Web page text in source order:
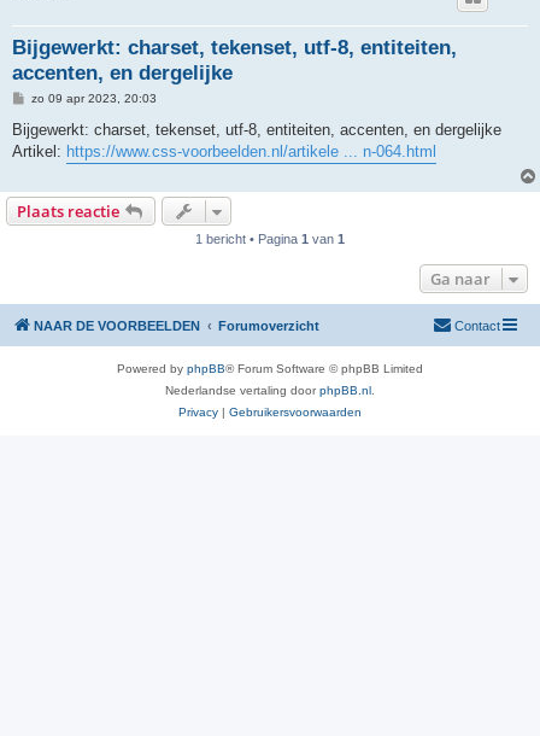
Bijgewerkt: charset, tekenset, utf-8, entiteiten,
accenten, en dergelijke
B
r
i
c
zo 09 apr 2023, 20:03
Bijgewerkt: charset, tekenset, utf-8, entiteiten, accenten, en dergelijke
Artikel: https://www.css-voorbeelden.nl/artikele ... n-064.html
Plaats reactie
1 bericht • Pagina 1 van 1
Ga naar
NAAR DE VOORBEELDEN Forumoverzicht Contact
Powered by phpBB® Forum Software © phpBB Limited
Nederlandse vertaling doorphpBB.nl
Privacy | Gebruikersvoorwaarden